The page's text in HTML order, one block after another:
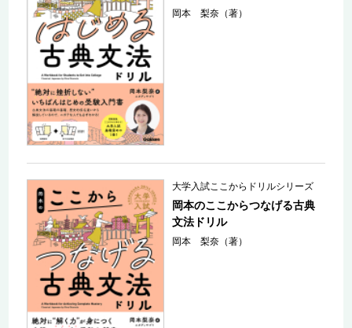
岡本 梨奈（著）
大学入試ここからドリルシリーズ
岡本のここからつなげる古典
文法ドリル
岡本 梨奈（著）